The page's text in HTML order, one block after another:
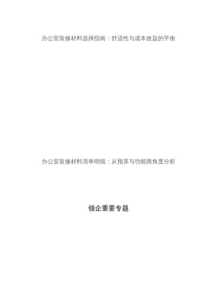
办公室装修材料选择指南：舒适性与成本效益的平衡
办公室装修材料清单明细：从预算与功能两角度分析
领企重要专题